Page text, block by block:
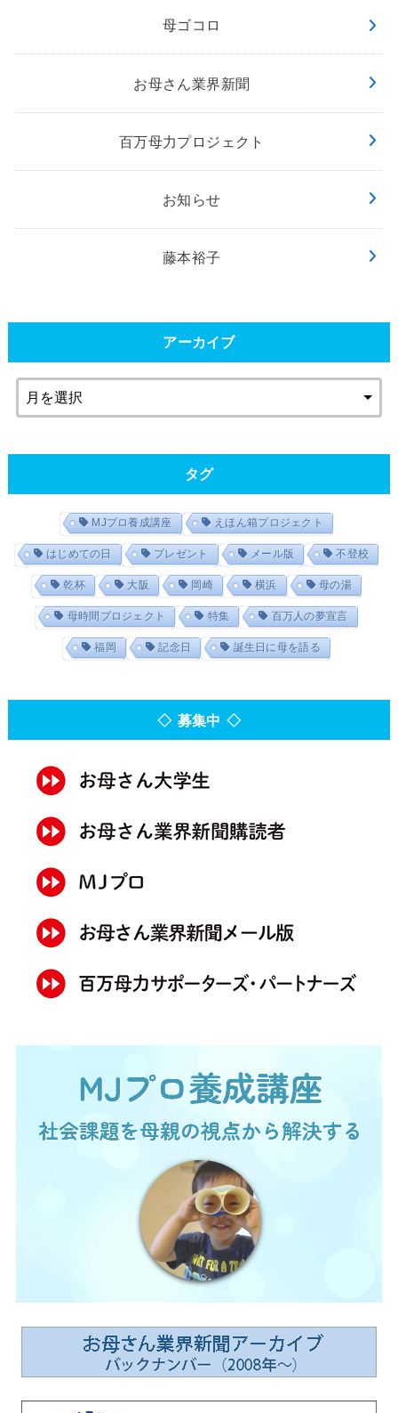
母ゴコロ
お母さん業界新聞
百万母力プロジェクト
お知らせ
藤本裕子
アーカイブ
タグ
MJプロ養成講座 えほん箱プロジェクト
はじめての日 プレゼント メール版 不登校
乾杯 大阪 岡崎 横浜 母の湯
母時間プロジェクト 特集 百万人の夢宣言
福岡 記念日 誕生日に母を語る
◇ 募集中 ◇